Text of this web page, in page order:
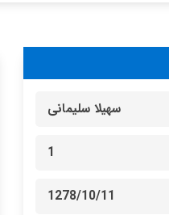
سهیلا سلیمانی
1
1278/10/11